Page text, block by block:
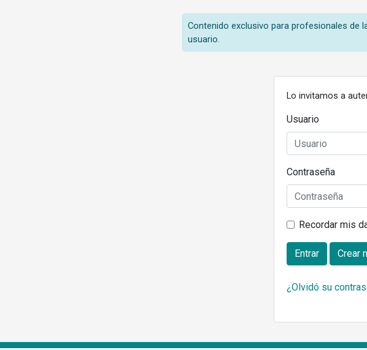
Contenido exclusivo para profesionales de
usuario.
Lo invitamos a
Usuario
Contraseña
Recordar mis
Entrar Crear
¿Olvidó su